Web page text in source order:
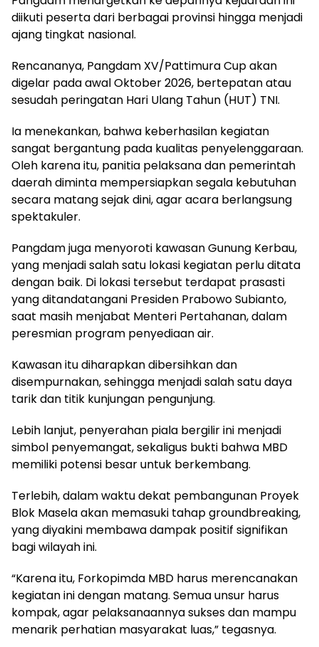
diikuti peserta dari berbagai provinsi hingga menjadi
ajang tingkat nasional.
Rencananya, Pangdam XV/Pattimura Cup akan
digelar pada awal Oktober 2026, bertepatan atau
sesudah peringatan Hari Ulang Tahun (HUT) TNI.
Ia menekankan, bahwa keberhasilan kegiatan
sangat bergantung pada kualitas penyelenggaraan.
Oleh karena itu, panitia pelaksana dan pemerintah
daerah diminta mempersiapkan segala kebutuhan
secara matang sejak dini, agar acara berlangsung
spektakuler.
Pangdam juga menyoroti kawasan Gunung Kerbau,
yang menjadi salah satu lokasi kegiatan perlu ditata
dengan baik. Di lokasi tersebut terdapat prasasti
yang ditandatangani Presiden Prabowo Subianto,
saat masih menjabat Menteri Pertahanan, dalam
peresmian program penyediaan air.
Kawasan itu diharapkan dibersihkan dan
disempurnakan, sehingga menjadi salah satu daya
tarik dan titik kunjungan pengunjung.
Lebih lanjut, penyerahan piala bergilir ini menjadi
simbol penyemangat, sekaligus bukti bahwa MBD
memiliki potensi besar untuk berkembang.
Terlebih, dalam waktu dekat pembangunan Proyek
Blok Masela akan memasuki tahap groundbreaking,
yang diyakini membawa dampak positif signifikan
bagi wilayah ini.
“Karena itu, Forkopimda MBD harus merencanakan
kegiatan ini dengan matang. Semua unsur harus
kompak, agar pelaksanaannya sukses dan mampu
menarik perhatian masyarakat luas,” tegasnya.